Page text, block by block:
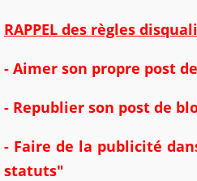
RAPPEL des règles
- Aimer son propre post
- Republier son post de
- Faire de la publicité
statuts"